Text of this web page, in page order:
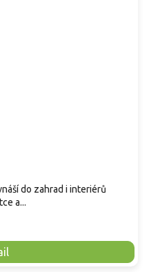
do zahrad i interiérů
a...